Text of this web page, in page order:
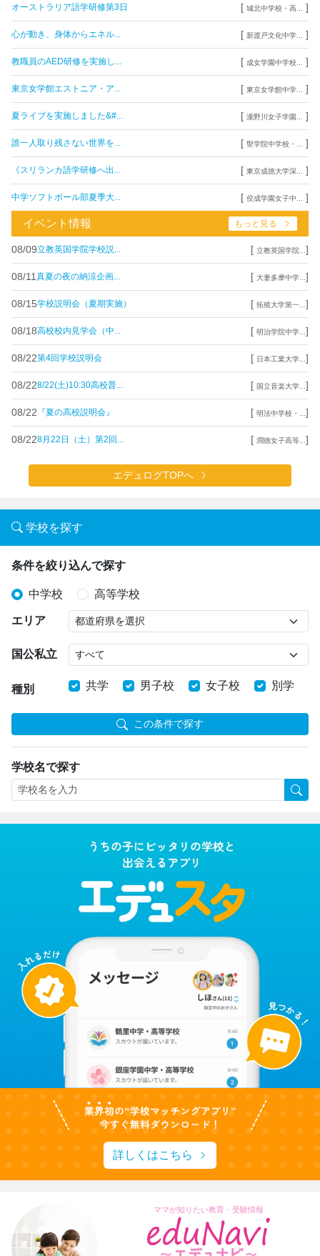
オーストラリア語学研修第3日 [ 城北中学校・高... ]
心が動き、身体からエネル... [ 新渡戸文化中学... ]
教職員のAED研修を実施し... [ 成女学園中学校... ]
東京女学館エストニア・ア... [ 東京女学館中学... ]
夏ライブを実施しました&#... [ 瀧野川女子学園... ]
誰一人取り残さない世界を... [ 聖学院中学校・... ]
《スリランカ語学研修へ出... [ 東京成徳大学深... ]
中学ソフトボール部夏季大... [ 佼成学園女子中... ]
イベント情報 もっと見る
08/09立教英国学院学校説... [ 立教英国学院... ]
08/11 真夏の夜の納涼企画... [ 大妻多摩中学... ]
08/15学校説明会（夏期実施） [ 拓殖大学第一... ]
08/18高校校内見学会（中... [ 明治学院中学... ]
08/22第4回学校説明会 [ 日本工業大学... ]
08/228/22(土)10:30高校普... [ 国立音楽大学... ]
08/22 『夏の高校説明会』 [ 明法中学校・... ]
08/228月22日（土）第2回... [ 潤徳女子高等... ]
エデュログTOPへ
学校を探す
条件を絞り込んで探す
中学校 高等学校
エリア
国公私立
種別 共学 男子校 女子校 別学
この条件で探す
学校名で探す
詳しくはこちら
ママが知りたい教育・受験情報